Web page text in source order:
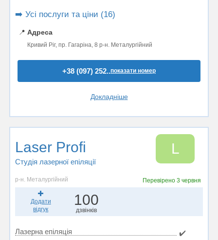
➡️ Усі послуги та ціни (16)
📍 Адреса
Кривий Ріг, пр. Гагаріна, 8 р-н. Металургійний
+38 (097) 252..показати номер
Докладніше
Laser Profi
Студія лазерної епіляції
L
р-н. Металургійний Перевірено 3 червня
Додати
відгук
100
дзвінків
Лазерна епіляція
✔️